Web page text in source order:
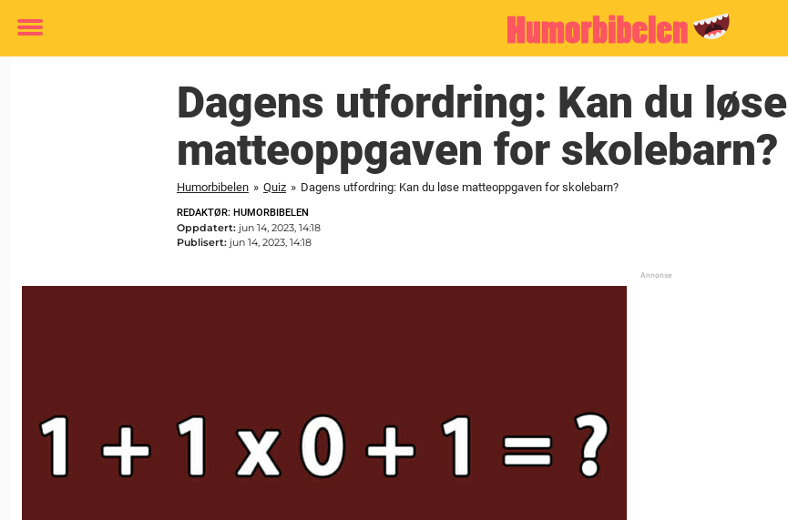
Toggle
Dagens utfordring: Kan du løse
matteoppgaven for skolebarn?
Humorbibelen » Quiz » Dagens utfordring: Kan du løse matteoppgaven for skolebarn?
REDAKTØR: HUMORBIBELEN
Oppdatert: jun 14, 2023, 14:18
Publisert: jun 14, 2023, 14:18